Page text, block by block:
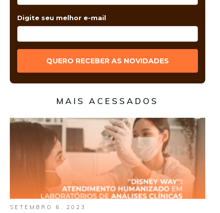
Digite seu melhor e-mail
QUERO RECEBER AS NOVIDADES
MAIS ACESSADOS
SETEMBRO 6, 2023